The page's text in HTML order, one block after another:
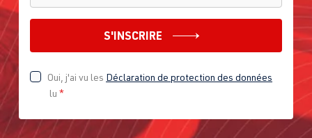
S'INSCRIRE
Oui, j'ai vu les Déclaration de protection des données
lu *